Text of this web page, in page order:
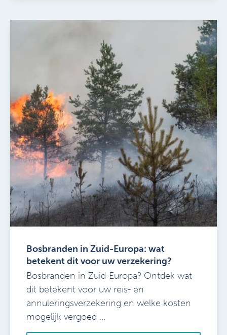
Bosbranden in Zuid-Europa: wat
betekent dit voor uw verzekering?
Bosbranden in Zuid-Europa? Ontdek wat
dit betekent voor uw reis- en
annuleringsverzekering en welke kosten
mogelijk vergoed ...